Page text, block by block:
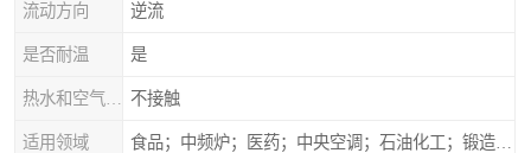
流动方向 逆流
是否耐温 是
不接触
适用领域